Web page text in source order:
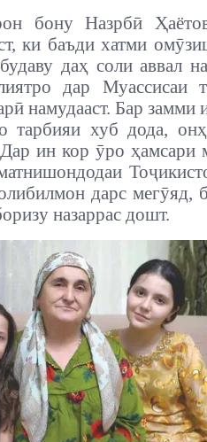
бону Назрбӣ
ки баъди хатми
даҳ соли аввал
дар Муассисаи
намудааст. Бар замми
тарбияи хуб дода,
Дар ин кор ӯро
дарс мегӯяд,
назаррас дошт.